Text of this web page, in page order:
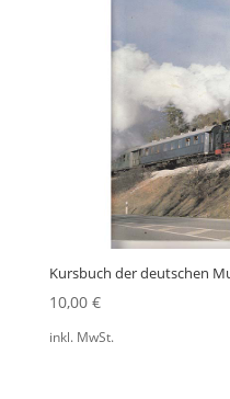
Kursbuch der deutschen
10,00 €
inkl. MwSt.